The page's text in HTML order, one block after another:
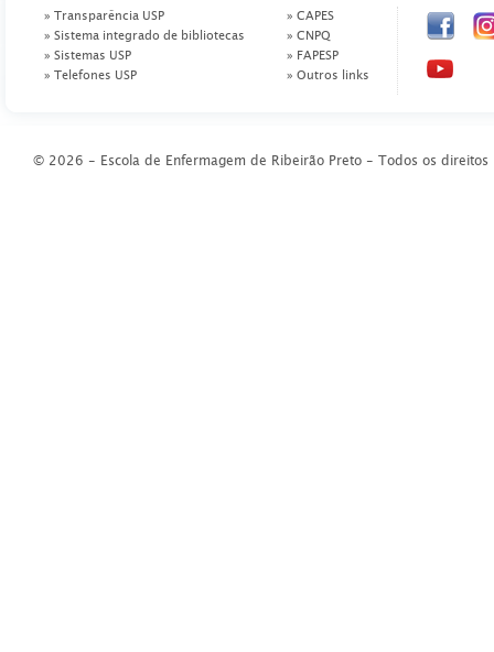
» Transparência USP
» CAPES
» Sistema integrado de bibliotecas
» CNPQ
» Sistemas USP
» FAPESP
» Telefones USP
» Outros links
© 2026 - Escola de Enfermagem de Ribeirão Preto - Todos os direitos